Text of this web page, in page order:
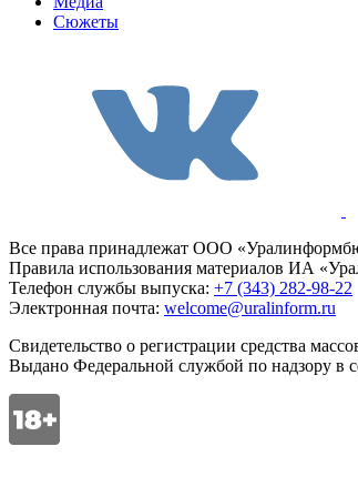
Сюжеты
Все права принадлежат ООО
Правила использования материалов ИА
Телефон службы выпуска: +7 (343) 282-98-22
Электронная почта: welcome@uralinform.ru
Свидетельство о регистрации средства
Выдано Федеральной службой по надзору в